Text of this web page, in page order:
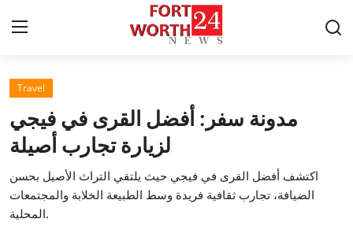
Home
Press Release
Contact
Privacy Policy
Travel
مدونة سفر: أفضل القرى في فيجي
لزيارة تجارب أصيلة
اكتشف أفضل القرى في فيجي حيث يلتقي التراث الأصيل بحسن
الضيافة، تجارب ثقافية فريدة وسط الطبيعة الخلابة والمجتمعات
المحلية.